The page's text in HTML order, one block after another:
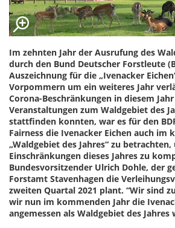
Im zehnten Jahr der Ausrufung des
durch den Bund Deutscher Forstleute
Auszeichnung für die „Ivenacker
Vorpommern um ein weiteres Jahr
Corona-Beschränkungen in diesem
Veranstaltungen zum Waldgebiet des
stattfinden konnten, war es für den
Fairness die Ivenacker Eichen auch im
„Waldgebiet des Jahres“ zu
Einschränkungen dieses Jahres zu
Bundesvorsitzender Ulrich Dohle, der
Forstamt Stavenhagen die
zweiten Quartal 2021 plant. “Wir sind
wir nun im kommenden Jahr die
angemessen als Waldgebiet des